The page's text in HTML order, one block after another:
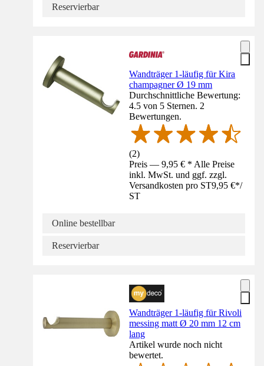
Reservierbar
Wandträger 1-läufig für Kira
champagner Ø 19 mm
Durchschnittliche Bewertung:
4.5 von 5 Sternen. 2
Bewertungen.
(2)
Preis — 9,95 € * Alle Preise
inkl. MwSt. und ggf. zzgl.
Versandkosten pro ST9,95 €*/
ST
Online bestellbar
Reservierbar
Wandträger 1-läufig für Rivoli
messing matt Ø 20 mm 12 cm
lang
Artikel wurde noch nicht
bewertet.